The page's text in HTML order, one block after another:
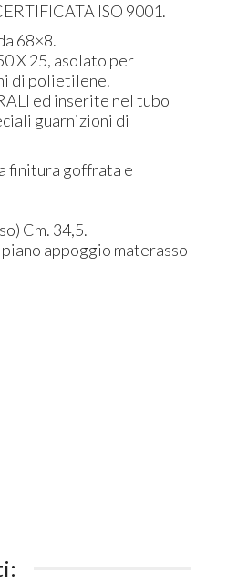
ISO 9001.
68×8.
X 25, asolato per
di polietilene.
ed inserite nel tubo
guarnizioni di
finitura goffrata e
Cm. 34,5.
appoggio materasso